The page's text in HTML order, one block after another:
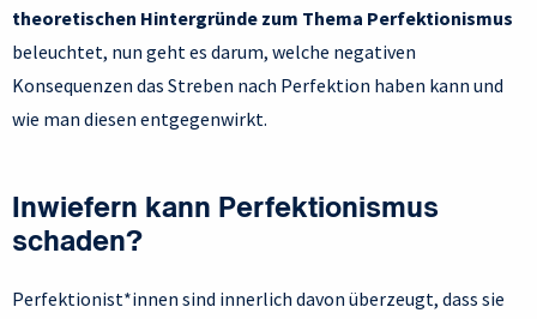
theoretischen Hintergründe zum Thema Perfektionismus
beleuchtet, nun geht es darum, welche negativen
Konsequenzen das Streben nach Perfektion haben kann und
wie man diesen entgegenwirkt.
Inwiefern kann Perfektionismus
schaden?
Perfektionist*innen sind innerlich davon überzeugt, dass sie